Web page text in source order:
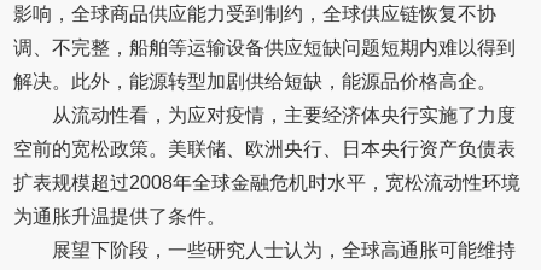
影响，全球商品供应能力受到制约，全球供应链恢复不协
调、不完整，船舶等运输设备供应短缺问题短期内难以得到
解决。此外，能源转型加剧供给短缺，能源品价格高企。
从流动性看，为应对疫情，主要经济体央行实施了力度
空前的宽松政策。美联储、欧洲央行、日本央行资产负债表
扩表规模超过2008年全球金融危机时水平，宽松流动性环境
为通胀升温提供了条件。
展望下阶段，一些研究人士认为，全球高通胀可能维持